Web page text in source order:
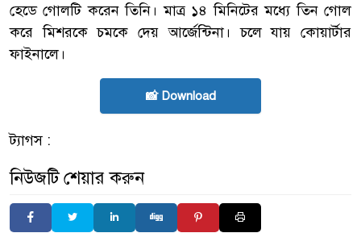
হেডে গোলটি করেন তিনি। মাত্র ১৪ মিনিটের মধ্যে তিন গোল
করে মিশরকে চমকে দেয় আর্জেন্টিনা। চলে যায় কোয়ার্টার
ফাইনালে।
📸 Download
ট্যাগস :
নিউজটি শেয়ার করুন